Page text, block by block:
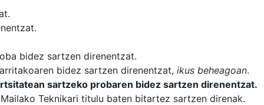
bidez sartzen direnentzat.
bidez sartzen direnentzat, ikus beheagoan.
sartzeko probaren bidez sartzen direnentzat.
Teknikari titulu baten bitartez sartzen direnak.